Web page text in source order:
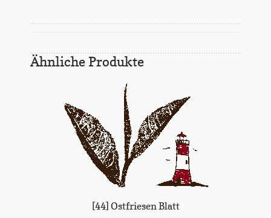
Ähnliche Produkte
[44] Ostfriesen Blatt